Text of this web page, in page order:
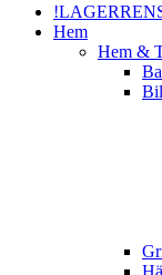
Hem
Hem &